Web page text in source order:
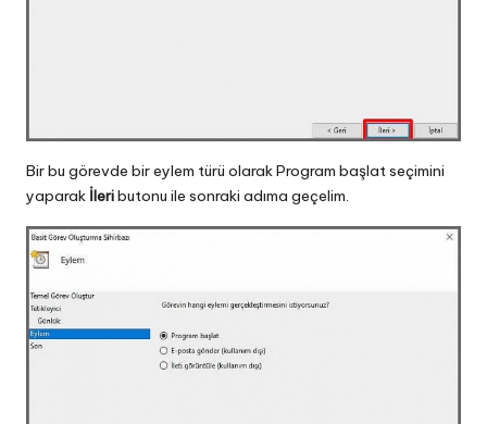
Bir bu görevde bir eylem türü olarak Program başlat seçimini
yaparak İleributonu ile sonraki adıma geçelim.